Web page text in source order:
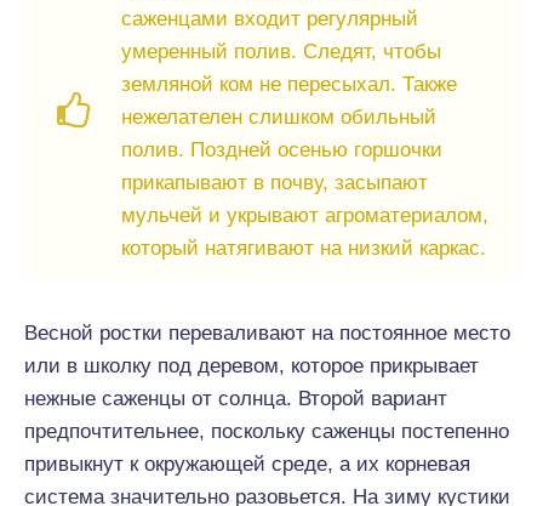
саженцами входит регулярный
умеренный полив. Следят, чтобы
земляной ком не пересыхал. Также
нежелателен слишком обильный
полив. Поздней осенью горшочки
прикапывают в почву, засыпают
мульчей и укрывают агроматериалом,
который натягивают на низкий каркас.
Весной ростки переваливают на постоянное место
или в школку под деревом, которое прикрывает
нежные саженцы от солнца. Второй вариант
предпочтительнее, поскольку саженцы постепенно
привыкнут к окружающей среде, а их корневая
система значительно разовьется. На зиму кустики